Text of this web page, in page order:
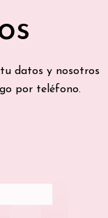
datos y nosotros
por teléfono.